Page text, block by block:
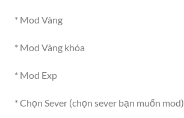
* Mod Vàng
* Mod Vàng khóa
* Mod Exp
* Chọn Sever (chọn sever bạn muốn mod)